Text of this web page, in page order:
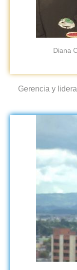
Diana
Gerencia y